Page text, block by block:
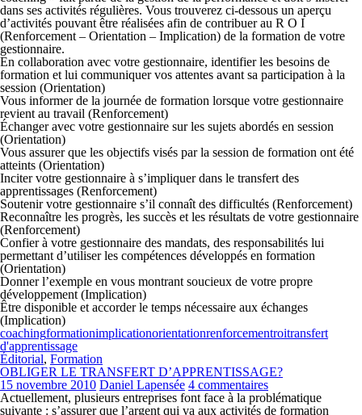
dans ses activités régulières. Vous trouverez ci-dessous un aperçu
d’activités pouvant être réalisées afin de contribuer au R O I
(Renforcement – Orientation – Implication) de la formation de votre
gestionnaire.
En collaboration avec votre gestionnaire, identifier les besoins de
formation et lui communiquer vos attentes avant sa participation à la
session (Orientation)
Vous informer de la journée de formation lorsque votre gestionnaire
revient au travail (Renforcement)
Échanger avec votre gestionnaire sur les sujets abordés en session
(Orientation)
Vous assurer que les objectifs visés par la session de formation ont été
atteints (Orientation)
Inciter votre gestionnaire à s’impliquer dans le transfert des
apprentissages (Renforcement)
Soutenir votre gestionnaire s’il connaît des difficultés (Renforcement)
Reconnaître les progrès, les succès et les résultats de votre gestionnaire
(Renforcement)
Confier à votre gestionnaire des mandats, des responsabilités lui
permettant d’utiliser les compétences développés en formation
(Orientation)
Donner l’exemple en vous montrant soucieux de votre propre
développement (Implication)
Être disponible et accorder le temps nécessaire aux échanges
(Implication)
coachingformationimplicationorientationrenforcementroitransfert
d'apprentissage
Éditorial, Formation
OBLIGER LE TRANSFERT D’APPRENTISSAGE?
15 novembre 2010 Daniel Lapensée 4 commentaires
Actuellement, plusieurs entreprises font face à la problématique
suivante : s’assurer que l’argent qui va aux activités de formation